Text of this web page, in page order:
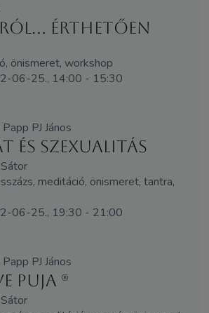
érthetően
önismeret, workshop
06-25., 14:00 - 15:30
PJ János
és szexualitás
meditáció, önismeret, tantra,
06-25., 19:30 - 21:00
PJ János
Puja (R)